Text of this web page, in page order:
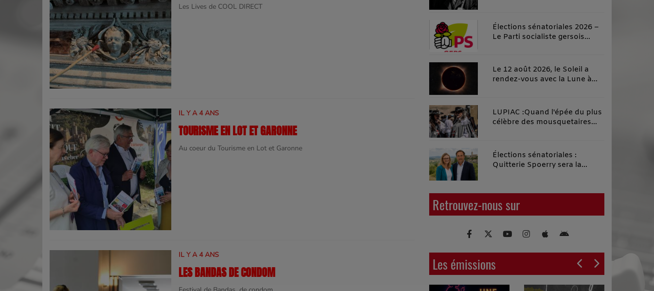
Les Lives de COOL DIRECT
IL Y A 4 ANS
TOURISME EN LOT ET GARONNE
Au coeur du Tourisme en Lot et Garonne
IL Y A 4 ANS
LES BANDAS DE CONDOM
Élections sénatoriales 2026 –
Le Parti socialiste gersois
soutien à Céline Salles, dans
un esprit de rassemblement
Le 12 août 2026, le Soleil a
rendez-vous avec la Lune à
LUPIAC :Quand l'épée du plus
célèbre des mousquetaires
d'incroyables étincelles !
Élections sénatoriales :
Quitterie Spoerry sera la
Retrouvez-nous sur
Les émissions